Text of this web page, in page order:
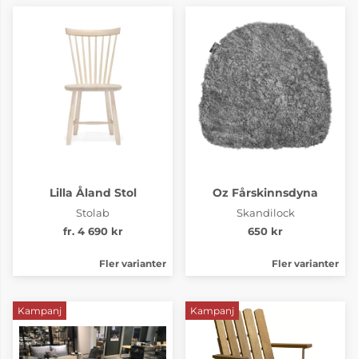
Lilla Åland Stol
Stolab
fr. 4 690 kr
Fler varianter
Oz Fårskinnsdyna
Skandilock
650 kr
Fler varianter
Kampanj Kampanj